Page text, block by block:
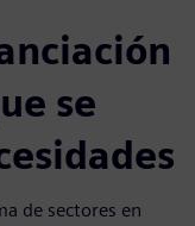
se
de sectores en